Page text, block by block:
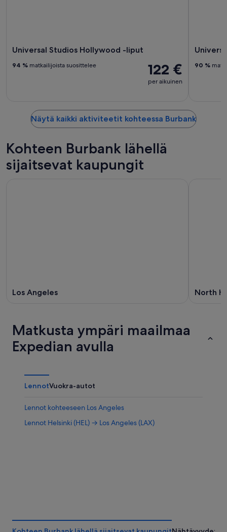
Universal Studios Hollywood -liput
122 €
per aikuinen
94 % matkailijoista suosittelee 90 %
Näytä kaikki aktiviteetit kohteessa Burbank
Kohteen Burbank lähellä
sijaitsevat kaupungit
Los Angeles North
Matkusta ympäri maailmaa
Expedian avulla
LennotVuokra-autot
Lennot kohteeseen Los Angeles
Lennot Helsinki (HEL) → Los Angeles (LAX)